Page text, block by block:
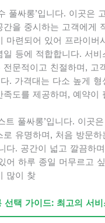
풀싸롱’입니다. 이곳은
간을 중시하는 고객에게
마련되어 있어 프라이버
일 등에 적합합니다. 서비
전문적이고 친절하며, 고
. 가격대는 다소 높게
족도를 제공하며, 예약이
트 풀싸롱’입니다. 이곳
로 유명하며, 처음 방문
다. 공간이 넓고 깔끔하
어 하루 종일 머무르고
많이 찾
선택 가이드: 최고의 서비